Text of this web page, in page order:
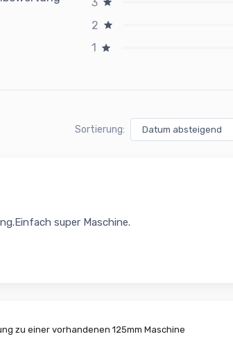
2
1
Sortierung:
super Maschine.
zu einer vorhandenen 125mm Maschine